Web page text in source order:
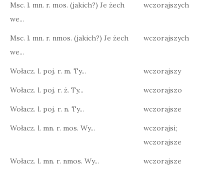
Msc. l. mn. r. mos. (jakich?) Je żech
we...
wczorajszych
Msc. l. mn. r. nmos. (jakich?) Je żech
we...
wczorajszych
Wołacz. l. poj. r. m. Ty... wczorajszy
Wołacz. l. poj. r. ż. Ty... wczorajszo
Wołacz. l. poj. r. n. Ty... wczorajsze
Wołacz. l. mn. r. mos. Wy...
wczorajsi;
wczorajsze
Wołacz. l. mn. r. nmos. Wy... wczorajsze